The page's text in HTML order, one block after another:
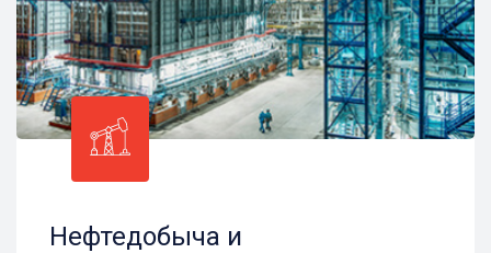
Нефтедобыча и